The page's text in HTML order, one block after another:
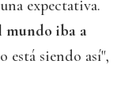
expectativa.
mundo iba a
está siendo así",